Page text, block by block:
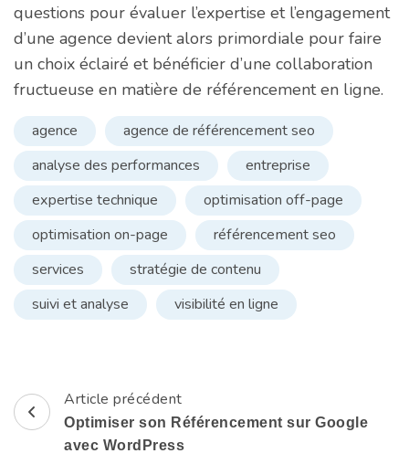
questions pour évaluer l’expertise et l’engagement
d’une agence devient alors primordiale pour faire
un choix éclairé et bénéficier d’une collaboration
fructueuse en matière de référencement en ligne.
agence
agence de référencement seo
analyse des performances
entreprise
expertise technique
optimisation off-page
optimisation on-page
référencement seo
services
stratégie de contenu
suivi et analyse
visibilité en ligne
Navigation
d'article
Article précédent
Optimiser son Référencement sur Google
avec WordPress